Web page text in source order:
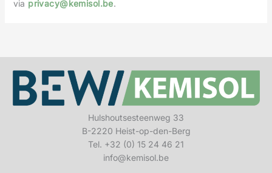
via privacy@kemisol.be.
Hulshoutsesteenweg 33
B-2220 Heist-op-den-Berg
Tel. +32 (0) 15 24 46 21
info@kemisol.be